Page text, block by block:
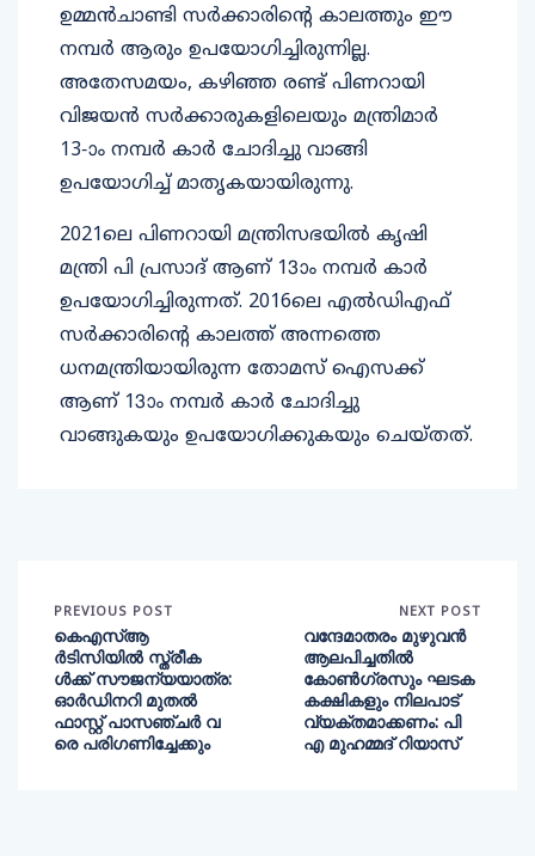
ഉമ്മൻചാണ്ടി സർക്കാരിന്റെ കാലത്തും ഈ
നമ്പർ ആരും ഉപയോഗിച്ചിരുന്നില്ല.
അതേസമയം, കഴിഞ്ഞ രണ്ട് പിണറായി
വിജയൻ സർക്കാരുകളിലെയും മന്ത്രിമാർ
13-ാം നമ്പർ കാർ ചോദിച്ചു വാങ്ങി
ഉപയോഗിച്ച് മാതൃകയായിരുന്നു.
2021ലെ പിണറായി മന്ത്രിസഭയില്‍ കൃഷി
മന്ത്രി പി പ്രസാദ് ആണ് 13ാം നമ്പര്‍ കാര്‍
ഉപയോഗിച്ചിരുന്നത്. 2016ലെ എല്‍ഡിഎഫ്
സര്‍ക്കാരിന്റെ കാലത്ത് അന്നത്തെ
ധനമന്ത്രിയായിരുന്ന തോമസ് ഐസക്ക്
ആണ് 13ാം നമ്പര്‍ കാര്‍ ചോദിച്ചു
വാങ്ങുകയും ഉപയോഗിക്കുകയും ചെയ്തത്.
PREVIOUS POST
കെഎസ്ആ
ര്‍ടിസിയില്‍ സ്ത്രീക
ള്‍ക്ക് സൗജന്യയാത്ര:
ഓര്‍ഡിനറി മുതല്‍
ഫാസ്റ്റ് പാസഞ്ചര്‍ വ
രെ പരിഗണിച്ചേക്കും
NEXT POST
വന്ദേമാതരം മുഴുവന്‍
ആലപിച്ചതില്‍
കോണ്‍ഗ്രസും ഘടക
കക്ഷികളും നിലപാട്
വ്യക്തമാക്കണം: പി
എ മുഹമ്മദ് റിയാസ്